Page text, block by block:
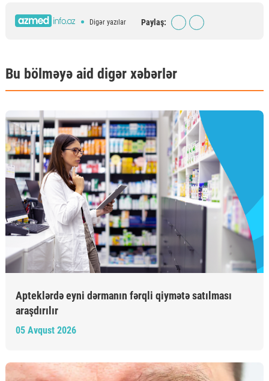
Digər yazılar Paylaş:
Bu bölməyə aid digər xəbərlər
Apteklərdə eyni dərmanın fərqli qiymətə satılması
araşdırılır
05 Avqust 2026